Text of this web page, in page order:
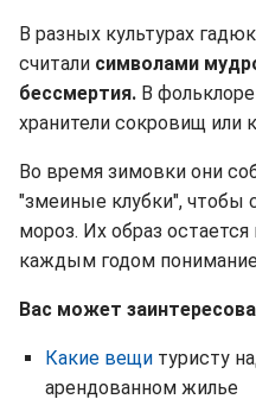
В разных культурах
считали символами
бессмертия. В
хранители сокровищ или
Во время зимовки они
"змеиные клубки", чтобы
мороз. Их образ
каждым годом понимание
Вас может
Какие вещи туристу
арендованном жилье